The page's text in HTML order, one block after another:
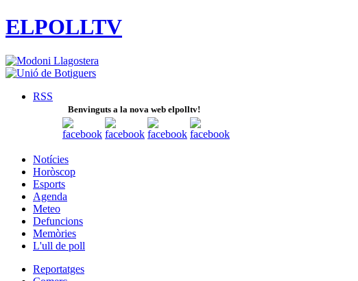
ELPOLLTV
RSS
Benvinguts a la nova web elpolltv!
Notícies
Horòscop
Esports
Agenda
Meteo
Defuncions
Memòries
L'ull de poll
Reportatges